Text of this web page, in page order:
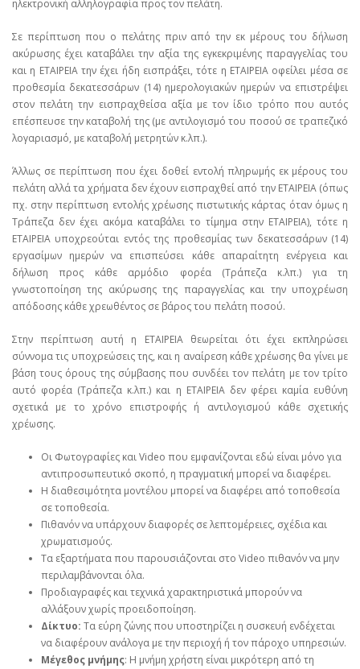
ηλεκτρονική αλληλογραφία προς τον πελάτη.
Σε περίπτωση που ο πελάτης πριν από την εκ μέρους του δήλωση
ακύρωσης έχει καταβάλει την αξία της εγκεκριμένης παραγγελίας του
και η ΕΤΑΙΡΕΙΑ την έχει ήδη εισπράξει, τότε η ΕΤΑΙΡΕΙΑ οφείλει μέσα σε
προθεσμία δεκατεσσάρων (14) ημερολογιακών ημερών να επιστρέψει
στον πελάτη την εισπραχθείσα αξία με τον ίδιο τρόπο που αυτός
επέσπευσε την καταβολή της (με αντιλογισμό του ποσού σε τραπεζικό
λογαριασμό, με καταβολή μετρητών κ.λπ.).
Άλλως σε περίπτωση που έχει δοθεί εντολή πληρωμής εκ μέρους του
πελάτη αλλά τα χρήματα δεν έχουν εισπραχθεί από την ΕΤΑΙΡΕΙΑ (όπως
πχ. στην περίπτωση εντολής χρέωσης πιστωτικής κάρτας όταν όμως η
Τράπεζα δεν έχει ακόμα καταβάλει το τίμημα στην ΕΤΑΙΡΕΙΑ), τότε η
ΕΤΑΙΡΕΙΑ υποχρεούται εντός της προθεσμίας των δεκατεσσάρων (14)
εργασίμων ημερών να επισπεύσει κάθε απαραίτητη ενέργεια και
δήλωση προς κάθε αρμόδιο φορέα (Τράπεζα κ.λπ.) για τη
γνωστοποίηση της ακύρωσης της παραγγελίας και την υποχρέωση
απόδοσης κάθε χρεωθέντος σε βάρος του πελάτη ποσού.
Στην περίπτωση αυτή η ΕΤΑΙΡΕΙΑ θεωρείται ότι έχει εκπληρώσει
σύννομα τις υποχρεώσεις της, και η αναίρεση κάθε χρέωσης θα γίνει με
βάση τους όρους της σύμβασης που συνδέει τον πελάτη με τον τρίτο
αυτό φορέα (Τράπεζα κ.λπ.) και η ΕΤΑΙΡΕΙΑ δεν φέρει καμία ευθύνη
σχετικά με το χρόνο επιστροφής ή αντιλογισμού κάθε σχετικής
χρέωσης.
Οι Φωτογραφίες και Video που εμφανίζονται εδώ είναι μόνο για
αντιπροσωπευτικό σκοπό, η πραγματική μπορεί να διαφέρει.
Η διαθεσιμότητα μοντέλου μπορεί να διαφέρει από τοποθεσία
σε τοποθεσία.
Πιθανόν να υπάρχουν διαφορές σε λεπτομέρειες, σχέδια και
χρωματισμούς.
Τα εξαρτήματα που παρουσιάζονται στο Video πιθανόν να μην
περιλαμβάνονται όλα.
Προδιαγραφές και τεχνικά χαρακτηριστικά μπορούν να
αλλάξουν χωρίς προειδοποίηση.
Δίκτυο: Τα εύρη ζώνης που υποστηρίζει η συσκευή ενδέχεται
να διαφέρουν ανάλογα με την περιοχή ή τον πάροχο υπηρεσιών.
Μέγεθος μνήμης: Η μνήμη χρήστη είναι μικρότερη από τη